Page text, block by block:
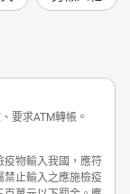
要求ATM轉帳。
疫物輸入我國，應符
禁止輸入之應施檢疫